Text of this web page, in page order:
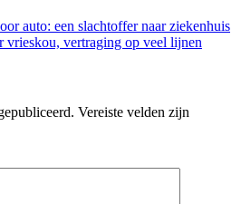
auto: een slachtoffer naar ziekenhuis
vrieskou, vertraging op veel lijnen
Vereiste velden zijn